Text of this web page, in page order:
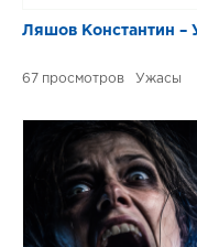
Ляшов Константин –
67 Ужасы